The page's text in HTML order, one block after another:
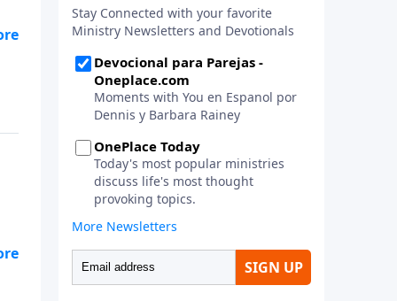
familia, su iglesia y su
comunidad!